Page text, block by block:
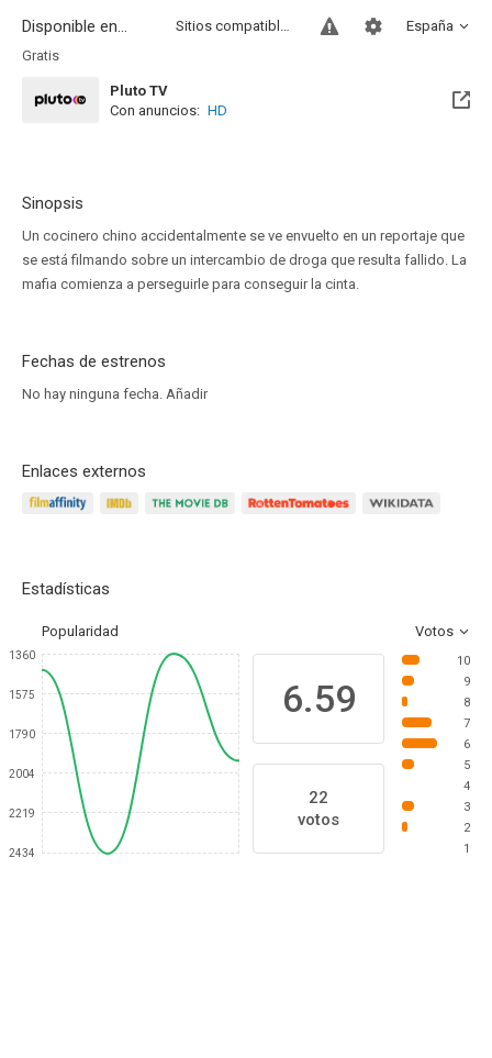
Disponible en... España
Sitios compatibles
Gratis
Pluto TV
Con anuncios: HD
Sinopsis
Un cocinero chino accidentalmente se ve envuelto en un reportaje que
se está filmando sobre un intercambio de droga que resulta fallido. La
mafia comienza a perseguirle para conseguir la cinta.
Fechas de estrenos
No hay ninguna fecha. Añadir
Enlaces externos
Estadísticas
Popularidad Votos
1360
1575
1790
2004
2219
2434
6.59
22
votos
10
9
8
7
6
5
4
3
2
1